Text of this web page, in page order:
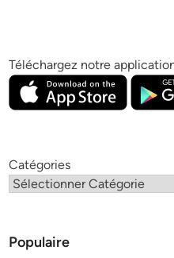
Téléchargez notre
Catégories
Populaire